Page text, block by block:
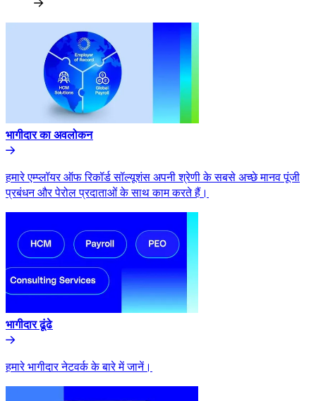
भागीदार का अवलोकन​​
हमारे एम्प्लॉयर ऑफ रिकॉर्ड सॉल्यूशंस अपनी श्रेणी के सबसे अच्छे मानव पूंजी
प्रबंधन और पेरोल प्रदाताओं के साथ काम करते हैं।​​
भागीदार ढूंढे​​
हमारे भागीदार नेटवर्क के बारे में जानें।​​